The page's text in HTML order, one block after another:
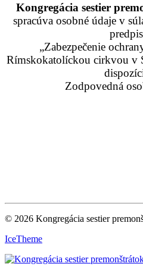
Kongregácia sestier
spracúva osobné údaje v
„Zabezpečenie
Rímskokatolíckou cirkvou v
Zodpovedná
© 2026 Kongregácia sestier
IceTheme